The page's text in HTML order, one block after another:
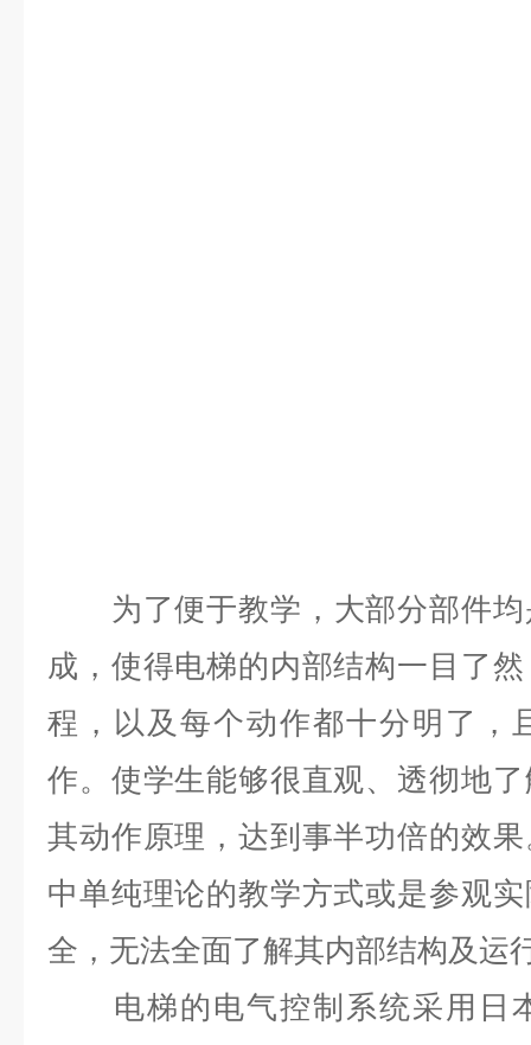
为了便于教学， 大部分部件
成，使得电梯的内部结构一目了
程，以及每个动作都十分明了，
作。使学生能够很直观、透彻地
其动作原理，达到事半功倍的效
中单纯理论的教学方式或是参观
全，无法全面了解其内部结构及运
电梯的电气控制系统采用日